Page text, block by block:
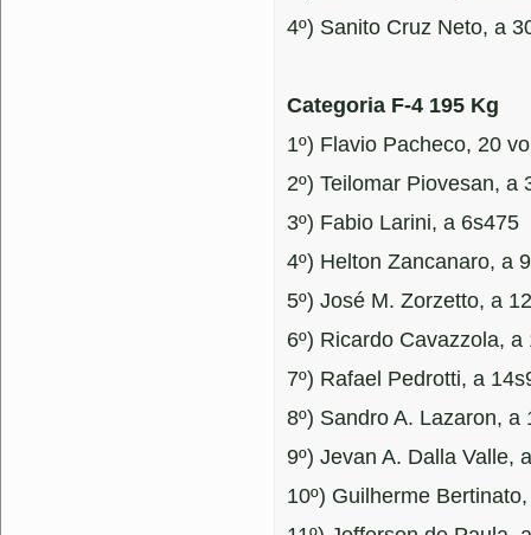
4º) Sanito Cruz Neto, a
Categoria F-4 195 Kg
1º) Flavio Pacheco, 20
2º) Teilomar Piovesan, a
3º) Fabio Larini, a 6s475
4º) Helton Zancanaro, a
5º) José M. Zorzetto, a
6º) Ricardo Cavazzola, a
7º) Rafael Pedrotti, a
8º) Sandro A. Lazaron, a
9º) Jevan A. Dalla Valle,
10º) Guilherme